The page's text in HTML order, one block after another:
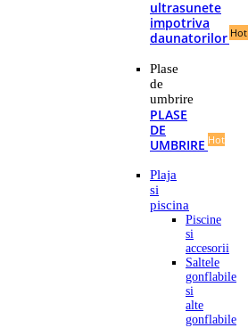
ultrasunete
impotriva
daunatorilor Hot
Plase
de
umbrire
PLASE
DE
UMBRIRE Hot
Plaja
si
piscina
Piscine
si
accesorii
Saltele
gonflabile
si
alte
gonflabile